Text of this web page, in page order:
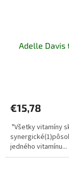
Adelle Davis
€15,78
"Všetky vitamíny
jedného vitamínu...